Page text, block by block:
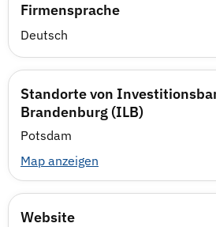
Firmensprache
Deutsch
Standorte von
Brandenburg (ILB)
Potsdam
Map anzeigen
Website